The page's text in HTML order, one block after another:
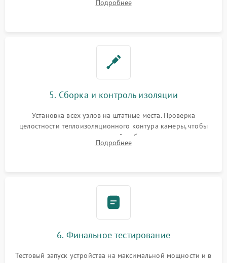
выгоревших реле, восстановление контактов и замена
Подробнее
5. Сборка и контроль изоляции
Установка всех узлов на штатные места. Проверка
целостности теплоизоляционного контура камеры, чтобы
исключить перегрев кухонной мебели и потерю тепла.
Надежная фиксация клемм и сборка корпуса шкафа.
Подробнее
6. Финальное тестирование
Тестовый запуск устройства на максимальной мощности и в